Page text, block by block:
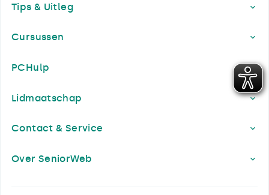
Tips & Uitleg
Cursussen
PCHulp
Lidmaatschap
Contact & Service
Over SeniorWeb